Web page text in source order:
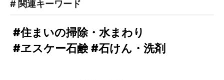
# 関連キーワード
#石けん・洗剤
#住まいの掃除・水まわり
#ヱスケー石鹸